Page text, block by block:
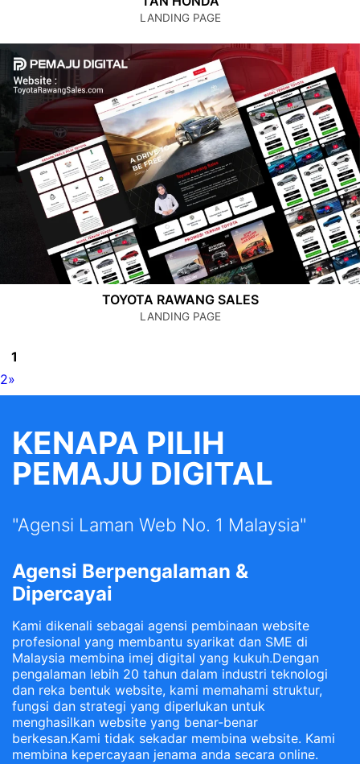
LANDING PAGE
TOYOTA RAWANG SALES
LANDING PAGE
1
2»
KENAPA PILIH
PEMAJU DIGITAL
"Agensi Laman Web No. 1 Malaysia"
Agensi Berpengalaman &
Dipercayai
Kami dikenali sebagai agensi pembinaan website
profesional yang membantu syarikat dan SME di
Malaysia membina imej digital yang kukuh.Dengan
pengalaman lebih 20 tahun dalam industri teknologi
dan reka bentuk website, kami memahami struktur,
fungsi dan strategi yang diperlukan untuk
menghasilkan website yang benar-benar
berkesan.Kami tidak sekadar membina website. Kami
membina kepercayaan jenama anda secara online.